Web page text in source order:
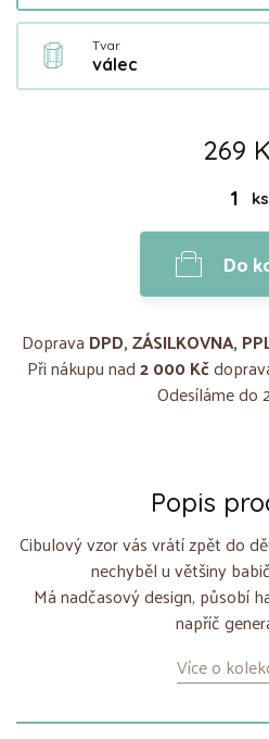
Tvar
válec
269
ks
Do
Doprava DPD, ZÁSILKOVNA,
Při nákupu nad2 000 Kč
Odesíláme do
Popis
Cibulový vzor vás vrátí zpět do
nechyběl u většiny
Má nadčasový design, působí
napříč
Více o